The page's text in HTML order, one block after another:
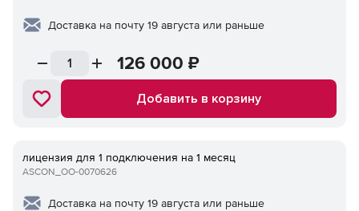
Доставка на почту 19 августа или раньше
126 000 ₽
Добавить в корзину
лицензия для 1 подключения на 1 месяц
ASCON_ОО-0070626
Доставка на почту 19 августа или раньше